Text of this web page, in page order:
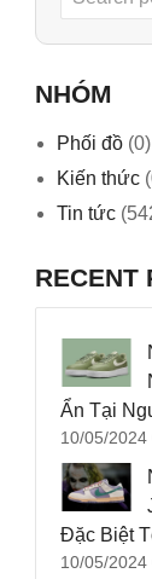
NHÓM
Phối đồ (0)
Kiến thức
Tin tức
RECENT
Ẩn Tại
10/05/2024
Đặc Biệt
10/05/